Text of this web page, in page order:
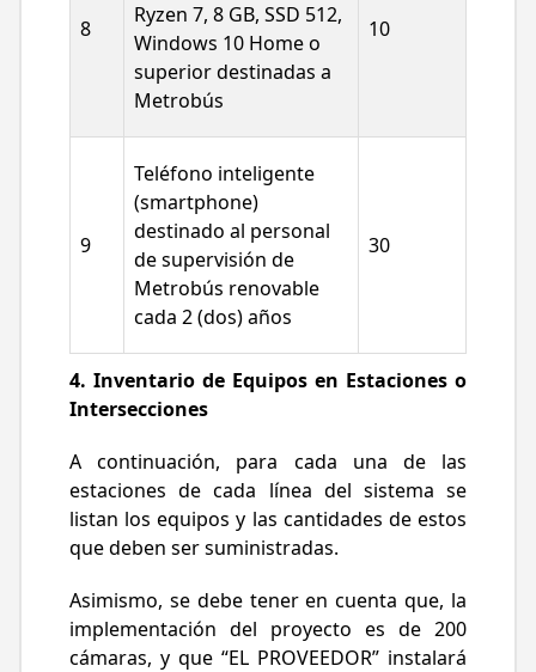
8
Ryzen 7, 8 GB, SSD 512,
Windows 10 Home o
superior destinadas a
Metrobús
10
9
Teléfono inteligente
(smartphone)
destinado al personal
de supervisión de
Metrobús renovable
cada 2 (dos) años
30
4. Inventario de Equipos en Estaciones o
Intersecciones
A continuación, para cada una de las
estaciones de cada línea del sistema se
listan los equipos y las cantidades de estos
que deben ser suministradas.
Asimismo, se debe tener en cuenta que, la
implementación del proyecto es de 200
cámaras, y que “EL PROVEEDOR” instalará